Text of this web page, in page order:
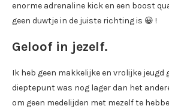
enorme adrenaline kick en een boost
geen duwtje in de juiste richting is 😀 !
Geloof in jezelf.
Ik heb geen makkelijke en vrolijke jeugd
dieptepunt was nog lager dan het
om geen medelijden met mezelf te